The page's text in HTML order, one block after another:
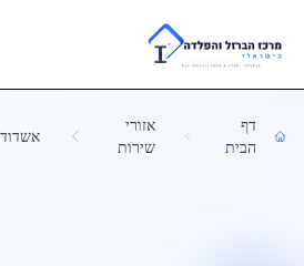
Skip to main content
דף
הבית
אזורי
שירות
אשדוד